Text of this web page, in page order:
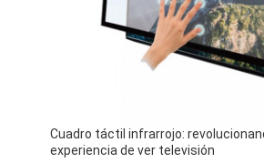
Cuadro táctil infrarrojo:
experiencia de ver televisión